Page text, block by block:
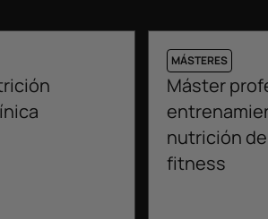
MÁSTERES
Máster
nutrición
fitness